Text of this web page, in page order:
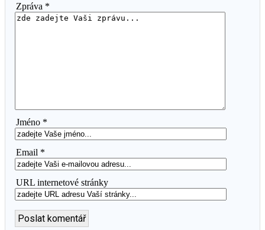
Zpráva *
Jméno *
Email *
URL internetové stránky